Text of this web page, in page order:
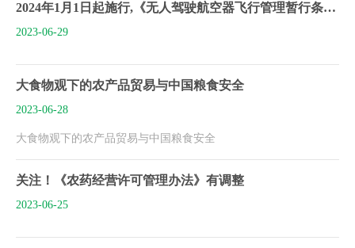
2024年1月1日起施行,《无人驾驶航空器飞行管理暂行条例》公布
2023-06-29
大食物观下的农产品贸易与中国粮食安全
2023-06-28
大食物观下的农产品贸易与中国粮食安全
关注！《农药经营许可管理办法》有调整
2023-06-25